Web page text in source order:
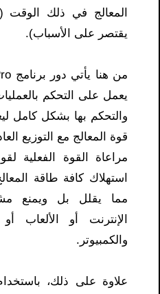
المعالج في ذلك الوقت
يقتصر على الأسباب).
يعمل على التحكم
والتحكم بها بشكل كامل
قوة المعالج مع التوزيع
مراعاة القوة الفعلية
استهلاك كافة طاقة
مما يقلل بل ويمنع
الإنترنت أو الألعاب
والكمبيوتر.